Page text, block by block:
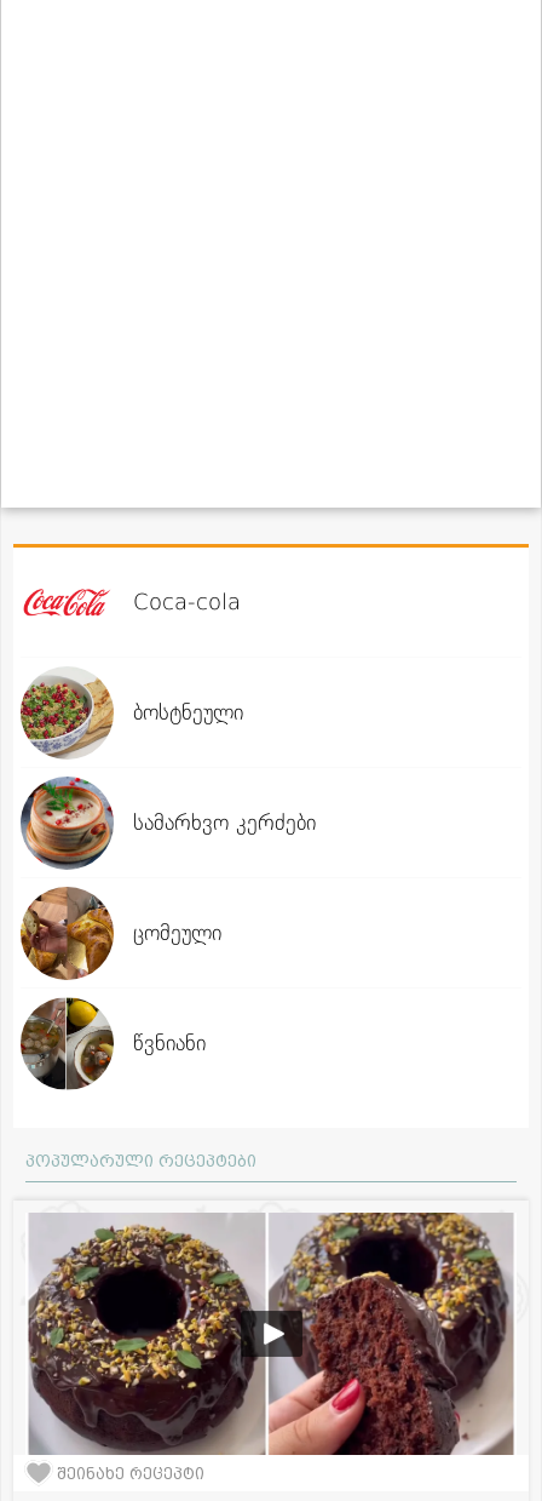
Coca-cola
ბოსტნეული
სამარხვო კერძები
ცომეული
წვნიანი
პოპულარული რეცეპტები
შეინახე რეცეპტი